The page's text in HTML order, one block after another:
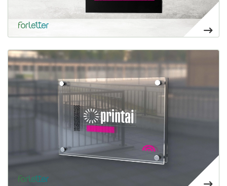
Alta transparencia y calidad de superficie. Ligero y resistente
45,50€
Voir plus Metacrilato a medida